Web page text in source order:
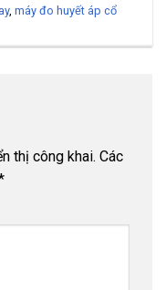
,máy đo huyết áp cổ
thị công khai. Các